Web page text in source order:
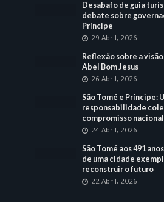
Desabafo de guia
debate sobre
Príncipe
29 Abril, 2026
Reflexão sobre a
Abel Bom Jesus
26 Abril, 2026
São Tomé e Príncipe:
responsabilidade
compromisso nacional
24 Abril, 2026
São Tomé aos 491
de uma cidade
reconstruir o futuro
22 Abril, 2026